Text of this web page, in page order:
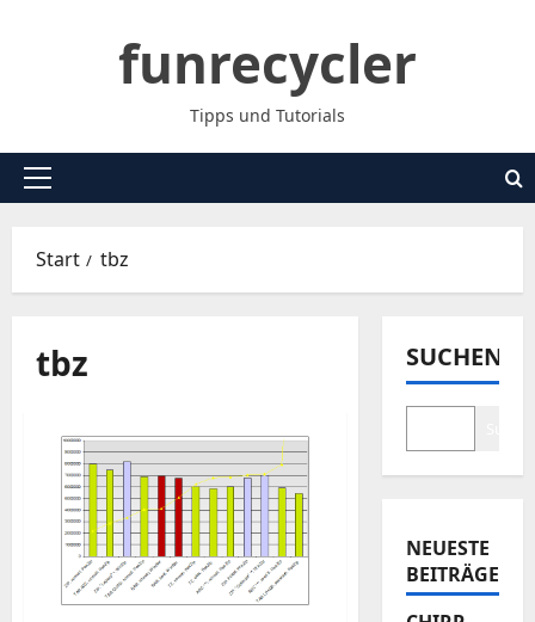
funrecycler
Tipps und Tutorials
Primäres
Start tbz
tbz SUCHEN
NEUESTE
BEITRÄGE